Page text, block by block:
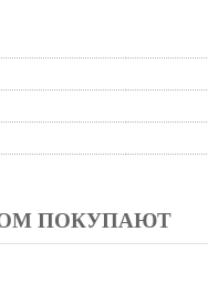
ПОКУПАЮТ